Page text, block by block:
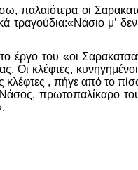
παλαιότερα οι
τραγούδια:«Νάσιο μ’
έργο του «οι
Οι κλέφτες,
, πήγε από το
πρωτοπαλίκαρο